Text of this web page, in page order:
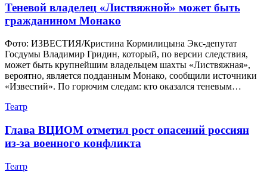
Теневой владелец «Листвяжной» может быть
гражданином Монако
Фото: ИЗВЕСТИЯ/Кристина Кормилицына Экс-депутат
Госдумы Владимир Гридин, который, по версии следствия,
может быть крупнейшим владельцем шахты «Листвяжная»,
вероятно, является подданным Монако, сообщили источники
«Известий». По горючим следам: кто оказался теневым…
Театр
Глава ВЦИОМ отметил рост опасений россиян
из-за военного конфликта
Театр